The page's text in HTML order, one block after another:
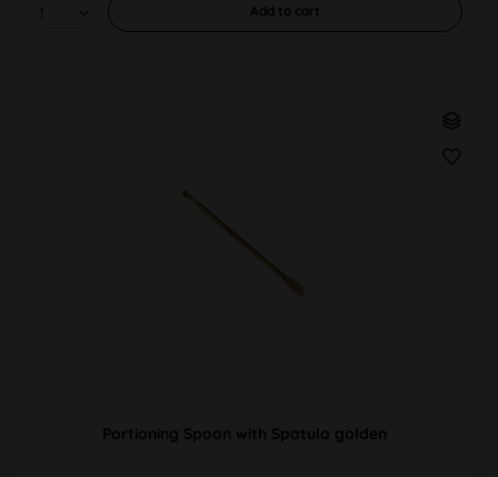
Add to cart
Portioning Spoon with Spatula golden